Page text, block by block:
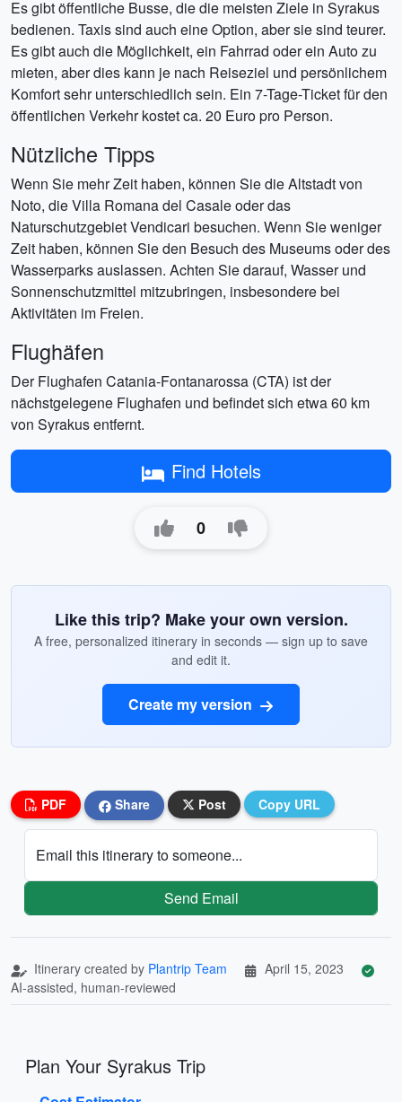
Es gibt öffentliche Busse, die die meisten Ziele in Syrakus
bedienen. Taxis sind auch eine Option, aber sie sind teurer.
Es gibt auch die Möglichkeit, ein Fahrrad oder ein Auto zu
mieten, aber dies kann je nach Reiseziel und persönlichem
Komfort sehr unterschiedlich sein. Ein 7-Tage-Ticket für den
öffentlichen Verkehr kostet ca. 20 Euro pro Person.
Nützliche Tipps
Wenn Sie mehr Zeit haben, können Sie die Altstadt von
Noto, die Villa Romana del Casale oder das
Naturschutzgebiet Vendicari besuchen. Wenn Sie weniger
Zeit haben, können Sie den Besuch des Museums oder des
Wasserparks auslassen. Achten Sie darauf, Wasser und
Sonnenschutzmittel mitzubringen, insbesondere bei
Aktivitäten im Freien.
Flughäfen
Der Flughafen Catania-Fontanarossa (CTA) ist der
nächstgelegene Flughafen und befindet sich etwa 60 km
von Syrakus entfernt.
Find Hotels
0
Like this trip? Make your own version.
A free, personalized itinerary in seconds — sign up to save
and edit it.
Create my version
PDF Share Post Copy URL
Email this itinerary to someone...
Send Email
Itinerary created by Plantrip Team
April 15, 2023
AI-assisted, human-reviewed
Plan Your Syrakus Trip